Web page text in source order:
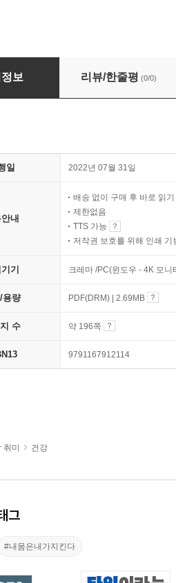
보 리뷰/한줄평 (0/0)
일 2022년 07월 31일
내
배송 없이 구매 후 바로 읽기
제한없음
TTS 가능
저작권 보호를 위해 인쇄 기
기 크레마 /PC(윈도우 - 4K 모
용량 PDF(DRM) | 2.69MB
수 약 196쪽
9791167912114
취미 건강
그
#내몸은내가지킨다